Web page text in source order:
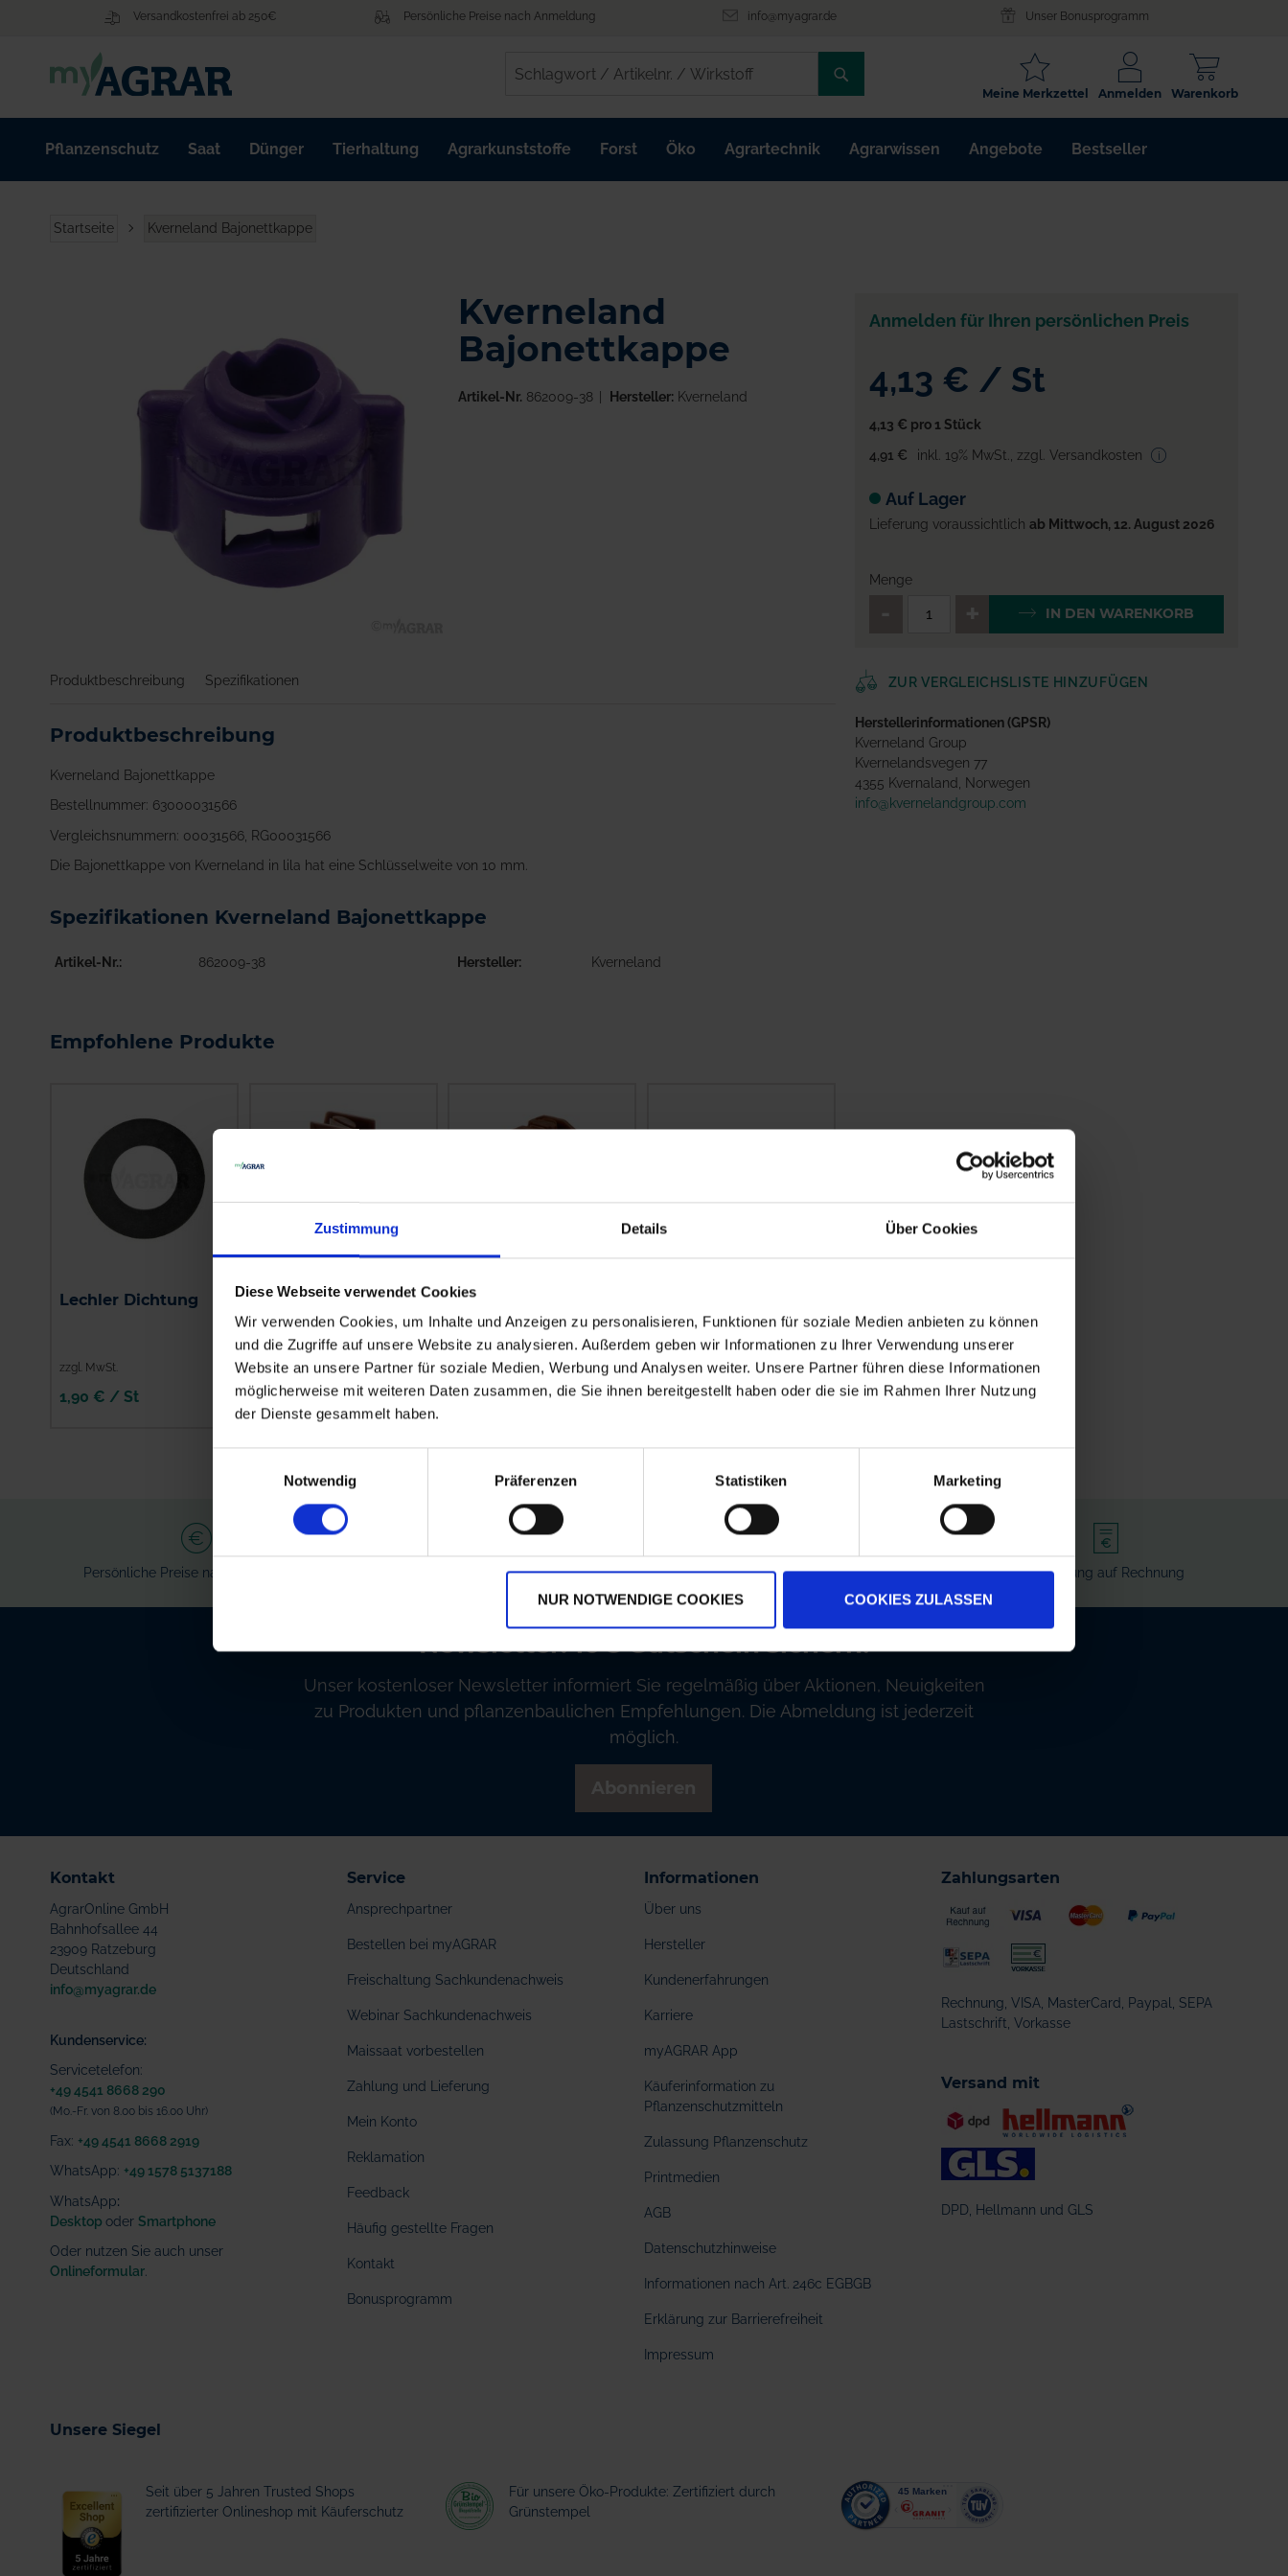
Zustimmung Details Über Cookies
Diese Webseite verwendet Cookies
Wir verwenden Cookies, um Inhalte und Anzeigen zu personalisieren, Funktionen für soziale Medien anbieten zu können
und die Zugriffe auf unsere Website zu analysieren. Außerdem geben wir Informationen zu Ihrer Verwendung unserer
Website an unsere Partner für soziale Medien, Werbung und Analysen weiter. Unsere Partner führen diese Informationen
möglicherweise mit weiteren Daten zusammen, die Sie ihnen bereitgestellt haben oder die sie im Rahmen Ihrer Nutzung
der Dienste gesammelt haben.
Notwendig
Präferenzen Statistiken Marketing
NUR NOTWENDIGE COOKIES COOKIES ZULASSEN
Versandkostenfrei ab 250€ Persönliche Preise nach Anmeldung info@myagrar.de Unser Bonusprogramm
/
ARTIKELNR.
/
Warenkorb
Anmelden
Meine Merkzettel
Pflanzenschutz Saat Dünger Tierhaltung Agrarkunststoffe Forst Öko Agrartechnik Agrarwissen Angebote Bestseller
Startseite Kverneland Bajonettkappe
der
springen
Kverneland
Bajonettkappe
Artikel-Nr. 862009-38 Hersteller:Kverneland
Produktbeschreibung Spezifikationen
Produktbeschreibung
Kverneland Bajonettkappe
Bestellnummer: 63000031566
Vergleichsnummern: 00031566, RG00031566
Die Bajonettkappe von Kverneland in lila hat eine Schlüsselweite von 10 mm.
Spezifikationen Kverneland Bajonettkappe
Artikel-Nr. 862009-38 Hersteller Kverneland
Empfohlene Produkte
Lechler Dichtung
zzgl. MwSt.
1,90 € / St
Lechler Air-Injektor
Schrägstrahldüse
IDKS 80 Grad
zzgl. MwSt.
9,59 € / St
Lechler Injektor
120 Grad
zzgl. MwSt.
9,49 € / St
zzgl. MwSt.
19,84 € / St
WARENKORB
Anmelden für Ihren persönlichen Preis
4,13 € / St
4,13 € pro 1 Stück
4,91 €
inkl. 19% MwSt. zzgl. Versandkosten
Auf Lager
Lieferung voraussichtlich ab Mittwoch, 12. August 2026
Menge
QTY_CONTROL_DECREASE
IN DEN WARENKORB
ZUR VERGLEICHSLISTE HINZUFÜGEN
Herstellerinformationen (GPSR)
Kverneland Group
Kvernelandsvegen 77
4355 Kvernaland, Norwegen
info@kvernelandgroup.com
Persönliche Preise nach Anmeldung Versandkostenfrei ab 250€ Erstklassiger Kundenservice Bezahlung auf Rechnung
Newsletter: 10€ Gutschein sichern!
Unser kostenloser Newsletter informiert Sie regelmäßig über Aktionen, Neuigkeiten
zu Produkten und pflanzenbaulichen Empfehlungen. Die Abmeldung ist jederzeit
möglich.
Kontakt
AgrarOnline GmbH
Bahnhofsallee 44
23909 Ratzeburg
Deutschland
info@myagrar.de
Kundenservice:
Servicetelefon:
+49 4541 8668 290
(Mo.-Fr. von 8.00 bis 16.00 Uhr)
Fax: +49 4541 8668 2919
WhatsApp: +49 1578 5137188
WhatsApp:
Desktop oder Smartphone
Oder nutzen Sie auch unser
Onlineformular
Service
Ansprechpartner
Bestellen bei myAGRAR
Freischaltung Sachkundenachweis
Webinar Sachkundenachweis
Maissaat vorbestellen
Zahlung und Lieferung
Mein Konto
Reklamation
Feedback
Häufig gestellte Fragen
Kontakt
Bonusprogramm
Informationen
Über uns
Hersteller
Kundenerfahrungen
Karriere
myAGRAR App
Käuferinformation zu
Pflanzenschutzmitteln
Zulassung Pflanzenschutz
Printmedien
AGB
Datenschutzhinweise
Informationen nach Art. 246c EGBGB
Erklärung zur Barrierefreiheit
Impressum
Zahlungsarten
Rechnung, VISA, MasterCard, Paypal, SEPA
Lastschrift, Vorkasse
Versand mit
DPD, Hellmann und GLS
Unsere Siegel
Seit über 5 Jahren Trusted Shops
zertifizierter Onlineshop mit Käuferschutz
Für unsere Öko-Produkte: Zertifiziert durch
Grünstempel